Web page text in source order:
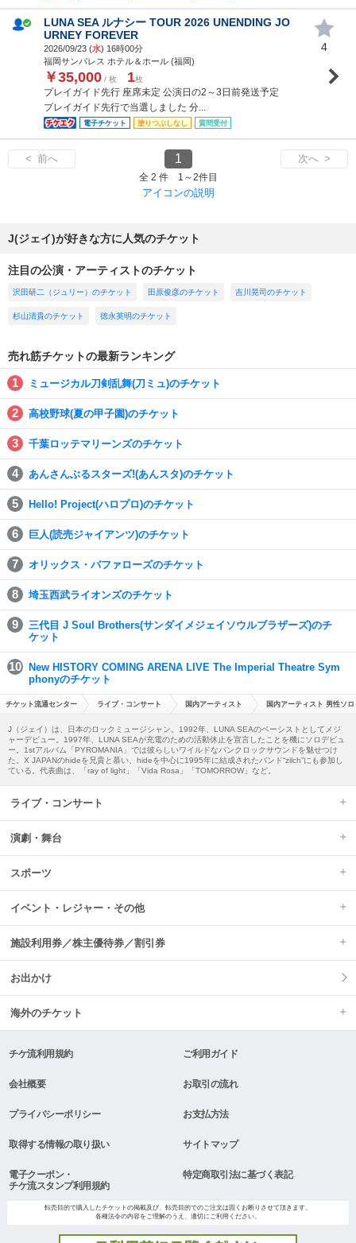
LUNA SEA ルナシー TOUR 2026 UNENDING JO
URNEY FOREVER
2026/09/23 (水) 16時00分
福岡サンパレス ホテル＆ホール (福岡)
￥35,000 / 枚 1枚
プレイガイド先行 座席未定 公演日の2～3日前発送予定
プレイガイド先行で当選しました 分...
電子チケット 塗りつぶしなし 質問受付
4
< 前へ 1 次へ >
全 2 件 1～2件目
アイコンの説明
J(ジェイ)が好きな方に人気のチケット
注目の公演・アーティストのチケット
沢田研二（ジュリー）のチケット 田原俊彦のチケット 吉川晃司のチケット
杉山清貴のチケット 徳永英明のチケット
売れ筋チケットの最新ランキング
ミュージカル刀剣乱舞(刀ミュ)のチケット
高校野球(夏の甲子園)のチケット
千葉ロッテマリーンズのチケット
あんさんぶるスターズ!(あんスタ)のチケット
Hello! Project(ハロプロ)のチケット
巨人(読売ジャイアンツ)のチケット
オリックス・バファローズのチケット
埼玉西武ライオンズのチケット
三代目 J Soul Brothers(サンダイメジェイソウルブラザーズ)のチ
ケット
New HISTORY COMING ARENA LIVE The Imperial Theatre Sym
phonyのチケット
チケット流通センター ライブ・コンサート 国内アーティスト 国内アーティスト 男性ソロ
J（ジェイ）は、日本のロックミュージシャン。1992年、LUNA SEAのベーシストとしてメジ
ャーデビュー。1997年、LUNA SEAが充電のための活動休止を宣言したことを機にソロデビュ
ー。1stアルバム「PYROMANIA」では彼らしいワイルドなパンクロックサウンドを魅せつけ
た。X JAPANのhideを兄貴と慕い、hideを中心に1995年に結成されたバンド“zilch”にも参加し
ている。代表曲は、「ray of light」「Vida Rosa」「TOMORROW」など。
ライブ・コンサート
演劇・舞台
スポーツ
イベント・レジャー・その他
施設利用券／株主優待券／割引券
お出かけ
海外のチケット
チケ流利用規約 ご利用ガイド
会社概要 お取引の流れ
プライバシーポリシー お支払方法
取得する情報の取り扱い サイトマップ
電子クーポン・
チケ流スタンプ利用規約
特定商取引法に基づく表記
転売目的で購入したチケットの掲載及び、転売目的でのご注文は固くお断りさせて頂きます。
各種法令の内容をご理解のうえ、適切にご利用ください。